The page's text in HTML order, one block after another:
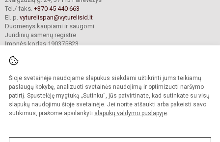
Šioje svetainėje naudojame slapukus siekdami užtikrinti jums teikiamų
paslaugų kokybę, analizuoti svetainės naudojimą ir optimizuoti naršymo
patirtį. Spustelėję mygtuką „Sutinku“, jūs patvirtinate, kad sutinkate su visų
slapukų naudojimu šioje svetainėje. Jei norite atšaukti arba pakeisti savo
sutikimus, prašome apsilankyti slapukų valdymo puslapyje.
Tel./ faks. +370 45 440 663
El. p. vyturelispan@vyturelisid.lt
Duomenys kaupiami ir saugomi
Juridinių asmenų registre
Įmonės kodas 190375823
© 2025. Panevėžio lopšelis-darželis „Vyturėlis“. Visos teisės saugomos.
Kopijuoti turinį be raštiško įstaigos administracijos sutikimo griežtai draudžiama.
Prieinamumo paraiška Slapukų valdymas
Sumanus būdas atnaujinti